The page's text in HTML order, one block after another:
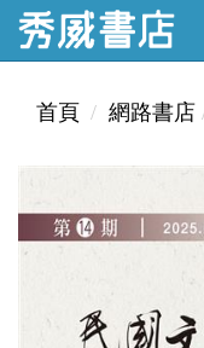
首頁 網路書店